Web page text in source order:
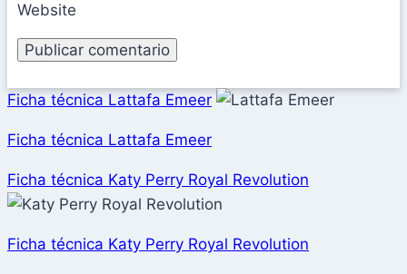
Website
Ficha técnica Lattafa Emeer
Ficha técnica Lattafa Emeer
Ficha técnica Katy Perry Royal Revolution
Ficha técnica Katy Perry Royal Revolution